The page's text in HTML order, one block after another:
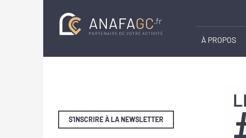
À PROPOS
S'INSCRIRE À LA NEWSLETTER